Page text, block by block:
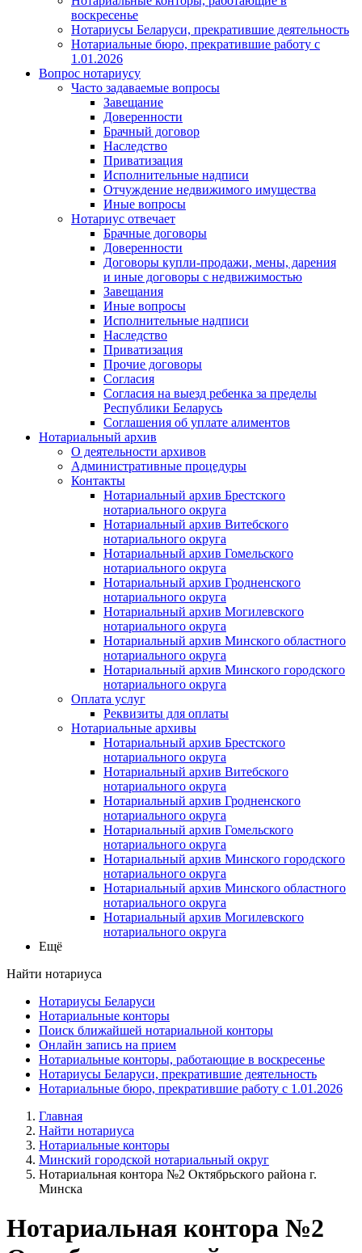
воскресенье
Нотариусы Беларуси, прекратившие деятельность
Нотариальные бюро, прекратившие работу с
1.01.2026
Вопрос нотариусу
Часто задаваемые вопросы
Завещание
Доверенности
Брачный договор
Наследство
Приватизация
Исполнительные надписи
Отчуждение недвижимого имущества
Иные вопросы
Нотариус отвечает
Брачные договоры
Доверенности
Договоры купли-продажи, мены, дарения
и иные договоры с недвижимостью
Завещания
Иные вопросы
Исполнительные надписи
Наследство
Приватизация
Прочие договоры
Согласия
Согласия на выезд ребенка за пределы
Республики Беларусь
Соглашения об уплате алиментов
Нотариальный архив
О деятельности архивов
Административные процедуры
Контакты
Нотариальный архив Брестского
нотариального округа
Нотариальный архив Витебского
нотариального округа
Нотариальный архив Гомельского
нотариального округа
Нотариальный архив Гродненского
нотариального округа
Нотариальный архив Могилевского
нотариального округа
Нотариальный архив Минского областного
нотариального округа
Нотариальный архив Минского городского
нотариального округа
Оплата услуг
Реквизиты для оплаты
Нотариальные архивы
Нотариальный архив Брестского
нотариального округа
Нотариальный архив Витебского
нотариального округа
Нотариальный архив Гродненского
нотариального округа
Нотариальный архив Гомельского
нотариального округа
Нотариальный архив Минского городского
нотариального округа
Нотариальный архив Минского областного
нотариального округа
Нотариальный архив Могилевского
нотариального округа
Ещё
Найти нотариуса
Нотариусы Беларуси
Нотариальные конторы
Поиск ближайшей нотариальной конторы
Онлайн запись на прием
Нотариальные конторы, работающие в воскресенье
Нотариусы Беларуси, прекратившие деятельность
Нотариальные бюро, прекратившие работу с 1.01.2026
Главная
Найти нотариуса
Нотариальные конторы
Минский городской нотариальный округ
Нотариальная контора №2 Октябрьского района г.
Минска
Нотариальная контора №2